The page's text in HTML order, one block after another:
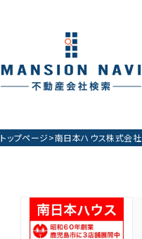
トップページ>南日本ハウス株式会社